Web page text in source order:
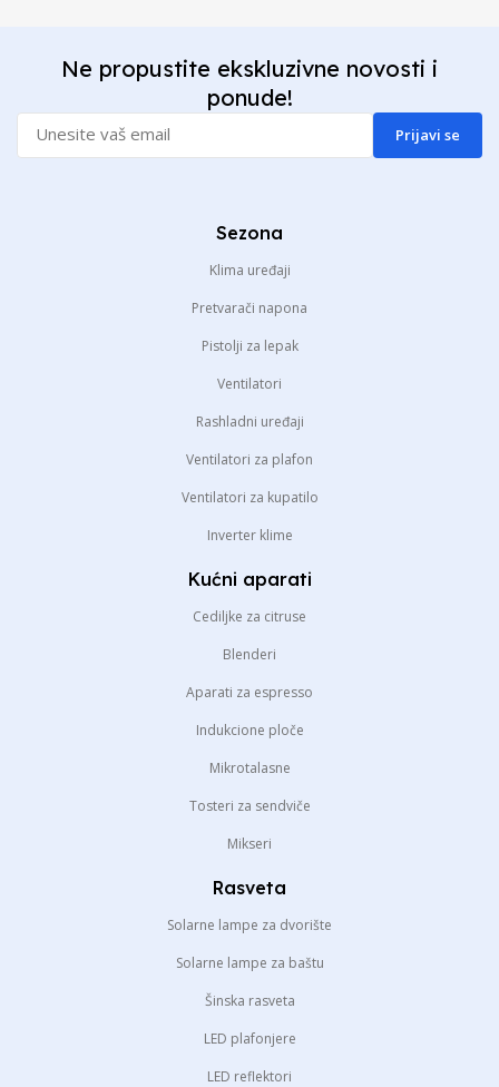
Ne propustite ekskluzivne novosti i
ponude!
Prijavi se
Sezona
Klima uređaji
Pretvarači napona
Pistolji za lepak
Ventilatori
Rashladni uređaji
Ventilatori za plafon
Ventilatori za kupatilo
Inverter klime
Kućni aparati
Cediljke za citruse
Blenderi
Aparati za espresso
Indukcione ploče
Mikrotalasne
Tosteri za sendviče
Mikseri
Rasveta
Solarne lampe za dvorište
Solarne lampe za baštu
Šinska rasveta
LED plafonjere
LED reflektori